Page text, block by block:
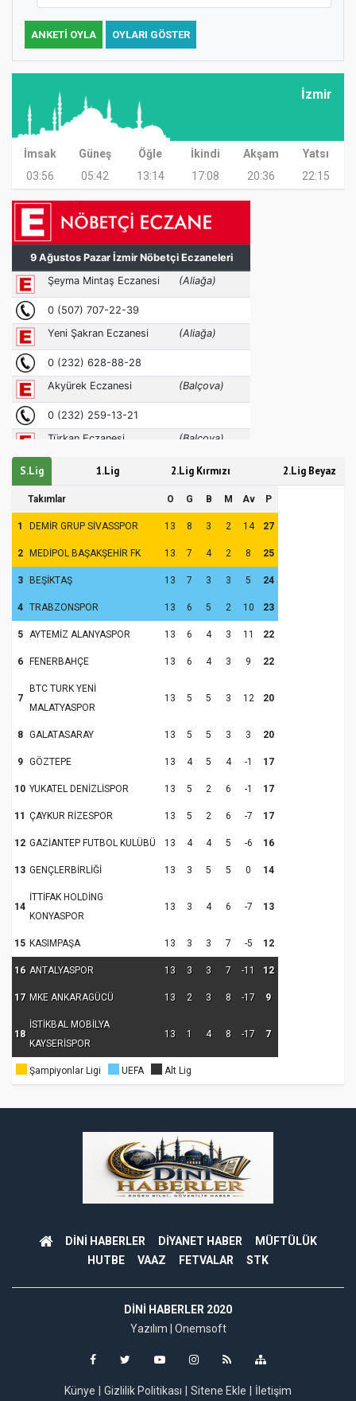
ANKETI OYLA OYLARI GÖSTER
İzmir
İmsak Güneş Öğle İkindi Akşam
Yatsı
03:56
05:42 13:14 17:08 20:36 22:15
S.Lig 1.Lig 2.Lig Kırmızı 2.Lig Beyaz
Takımlar O G B M Av P
1 DEMİR GRUP SİVASSPOR 13 8 3 2 14 27
2 MEDİPOL BAŞAKŞEHİR FK 13 7 4 2 8 25
3 BEŞİKTAŞ 13 7 3 3 5 24
4 TRABZONSPOR 13 6 5 2 10 23
5 AYTEMİZ ALANYASPOR 13 6 4 3 11 22
6 FENERBAHÇE 13 6 4 3 9 22
7
BTC TURK YENİ
MALATYASPOR
13 5 5 3 12 20
8 GALATASARAY 13 5 5 3 3 20
9 GÖZTEPE 13 4 5 4 -1 17
10 YUKATEL DENİZLİSPOR 13 5 2 6 -1 17
11 ÇAYKUR RİZESPOR 13 5 2 6 -7 17
12 GAZİANTEP FUTBOL KULÜBÜ 13 4 4 5 -6 16
13 GENÇLERBİRLİĞİ 13 3 5 5 0 14
14
İTTİFAK HOLDİNG
KONYASPOR
13 3 4 6 -7 13
15 KASIMPAŞA 13 3 3 7 -5 12
16 ANTALYASPOR 13 3 3 7 -11 12
17 MKE ANKARAGÜCÜ 13 2 3 8 -17 9
18
İSTİKBAL MOBİLYA
KAYSERİSPOR
13 1 4 8 -17 7
Şampiyonlar Ligi UEFA Alt Lig
DİNİ HABERLER DİYANET HABER
MÜFTÜLÜK
HUTBE
VAAZ FETVALAR STK
DINI HABERLER 2020
Yazılım | Onemsoft
Künye Gizlilik Politikası Sitene Ekle İletişim